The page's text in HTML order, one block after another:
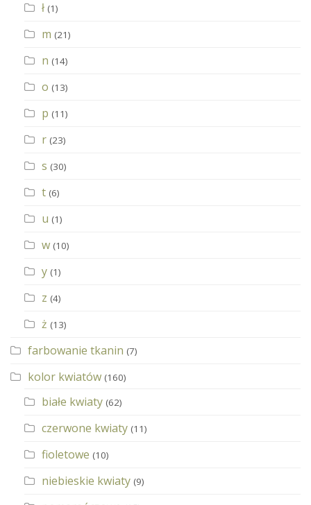
ł (1)
m (21)
n (14)
o (13)
p (11)
r (23)
s (30)
t (6)
u (1)
w (10)
y (1)
z (4)
ż (13)
farbowanie tkanin (7)
kolor kwiatów (160)
białe kwiaty (62)
czerwone kwiaty (11)
fioletowe (10)
niebieskie kwiaty (9)